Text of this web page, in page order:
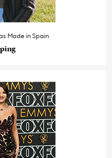
Made in Spain